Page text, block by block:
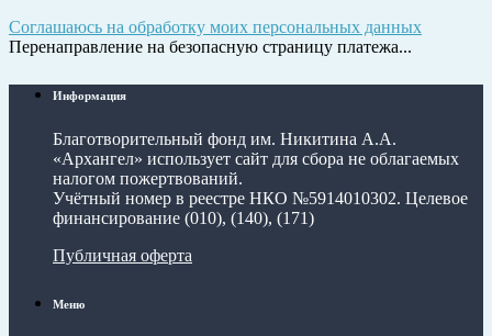
Соглашаюсь на обработку моих персональных данных
Перенаправление на безопасную страницу платежа...
Информация
Благотворительный фонд им. Никитина А.А.
«Архангел» использует сайт для сбора не облагаемых
налогом пожертвований.
Учётный номер в реестре НКО №5914010302. Целевое
финансирование (010), (140), (171)
Публичная оферта
Меню